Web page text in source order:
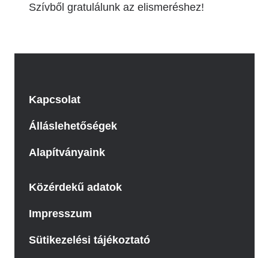
Szívből gratulálunk az elismeréshez!
Kapcsolat
Álláslehetőségek
Alapítványaink
Közérdekű adatok
Impresszum
Sütikezelési tájékoztató